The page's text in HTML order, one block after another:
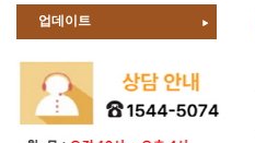
업데이트